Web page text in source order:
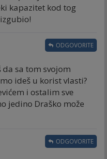
kapazitet kod tog
sa tom svojom
ideš u korist vlasti?
i ostalim sve
jedino Draško može
ODGOVORITE
ODGOVORITE